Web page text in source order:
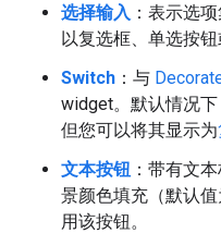
选择输入 ：表示选
以复选框、单选按钮
Switch ：与
widget。默认情况下
但您可以将其显示为
文本按钮 ：带有文
景颜色填充（默认
用该按钮。